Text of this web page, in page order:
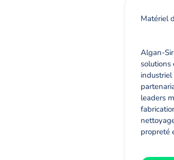
Matériel
Algan-
industriel
leaders
propreté